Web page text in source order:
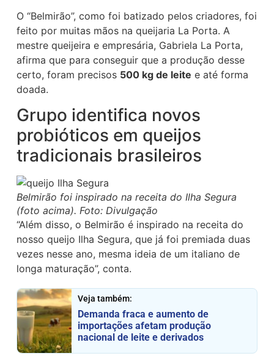
O “Belmirão”, como foi batizado pelos criadores, foi
feito por muitas mãos na queijaria La Porta. A
mestre queijeira e empresária, Gabriela La Porta,
afirma que para conseguir que a produção desse
certo, foram precisos 500 kg de leite e até forma
doada.
Grupo identifica novos
probióticos em queijos
tradicionais brasileiros
Belmirão foi inspirado na receita do Ilha Segura
(foto acima). Foto: Divulgação
“Além disso, o Belmirão é inspirado na receita do
nosso queijo Ilha Segura, que já foi premiada duas
vezes nesse ano, mesma ideia de um italiano de
longa maturação”, conta.
Veja também:
Demanda fraca e aumento de
importações afetam produção
nacional de leite e derivados